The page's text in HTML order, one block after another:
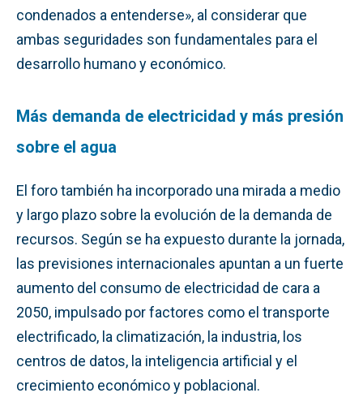
condenados a entenderse», al considerar que
ambas seguridades son fundamentales para el
desarrollo humano y económico.
Más demanda de electricidad y más presión
sobre el agua
El foro también ha incorporado una mirada a medio
y largo plazo sobre la evolución de la demanda de
recursos. Según se ha expuesto durante la jornada,
las previsiones internacionales apuntan a un fuerte
aumento del consumo de electricidad de cara a
2050, impulsado por factores como el transporte
electrificado, la climatización, la industria, los
centros de datos, la inteligencia artificial y el
crecimiento económico y poblacional.